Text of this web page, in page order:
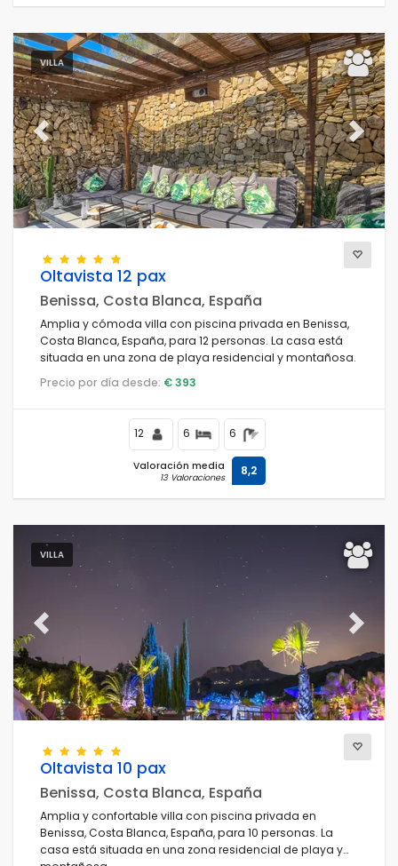
VILLA
Previous Next
Oltavista 12 pax
Benissa, Costa Blanca, España
Amplia y cómoda villa con piscina privada en Benissa,
Costa Blanca, España, para 12 personas. La casa está
situada en una zona de playa residencial y montañosa.
Precio por día desde: € 393
12 6 6
Valoración media
13 Valoraciones 8,2
VILLA
Previous Next
Oltavista 10 pax
Benissa, Costa Blanca, España
Amplia y confortable villa con piscina privada en
Benissa, Costa Blanca, España, para 10 personas. La
casa está situada en una zona residencial de playa y